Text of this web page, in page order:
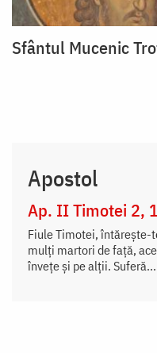
Sfântul Mucenic
Apostol
Ap. II Timotei 2,
Fiule Timotei, întăreşte-
mulţi martori de faţă,
înveţe şi pe alţii. Suferă...